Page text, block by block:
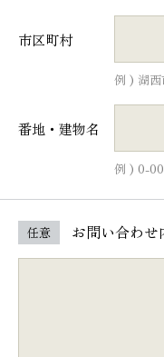
市区町村
例 ) 湖
番地・建物名
例 ) 0-
任意 お問い合わせ